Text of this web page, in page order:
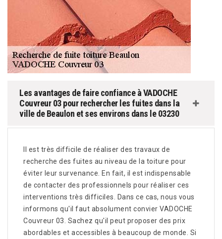
Les avantages de faire confiance à VADOCHE
Couvreur 03 pour rechercher les fuites dans la
ville de Beaulon et ses environs dans le 03230
Il est très difficile de réaliser des travaux de
recherche des fuites au niveau de la toiture pour
éviter leur survenance. En fait, il est indispensable
de contacter des professionnels pour réaliser ces
interventions très difficiles. Dans ce cas, nous vous
informons qu'il faut absolument convier VADOCHE
Couvreur 03. Sachez qu'il peut proposer des prix
abordables et accessibles à beaucoup de monde. Si